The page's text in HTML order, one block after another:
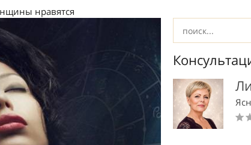
нравятся